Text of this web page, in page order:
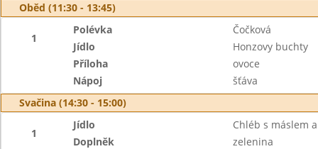
Oběd (11:30 - 13:45)
1
Polévka
Čočková
Jídlo
Honzovy buchty
Příloha
ovoce
Nápoj
šťáva
Svačina (14:30 - 15:00)
1
Jídlo
Chléb s máslem
Doplněk
zelenina